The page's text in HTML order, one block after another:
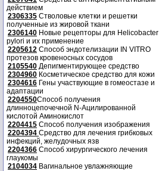
действием
2306335 Стволовые клетки и решетки
полученные из жировой ткани
2306140 Новые рецепторы для Helicobacter
pylori и их применение
2205612 Способ эндотелизации IN VITRO
протезов кровеносных сосудов
2105540 Депигментирующее средство
2304960 Косметическое средство для кожи
2304616 Гены участвующие в гомеостазе и
адаптации
2204550Способ получения
длинноцепочечной N-Ацилированной
кислотой Аминокислот
2204415 Способ получения изображения
2204394 Средство для лечения грибковых
инфекций, желудочных язв
2204366 Способ хирургического лечения
глаукомы
2104034 Вагинальное увлажняющие